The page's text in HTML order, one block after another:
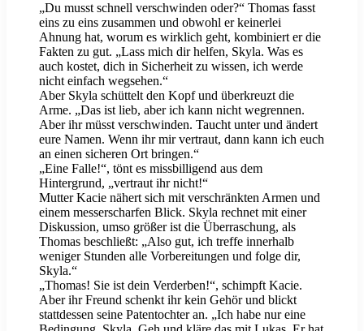
„Du musst schnell verschwinden oder?“ Thomas fasst
eins zu eins zusammen und obwohl er keinerlei
Ahnung hat, worum es wirklich geht, kombiniert er die
Fakten zu gut. „Lass mich dir helfen, Skyla. Was es
auch kostet, dich in Sicherheit zu wissen, ich werde
nicht einfach wegsehen.“
Aber Skyla schüttelt den Kopf und überkreuzt die
Arme. „Das ist lieb, aber ich kann nicht wegrennen.
Aber ihr müsst verschwinden. Taucht unter und ändert
eure Namen. Wenn ihr mir vertraut, dann kann ich euch
an einen sicheren Ort bringen.“
„Eine Falle!“, tönt es missbilligend aus dem
Hintergrund, „vertraut ihr nicht!“
Mutter Kacie nähert sich mit verschränkten Armen und
einem messerscharfen Blick. Skyla rechnet mit einer
Diskussion, umso größer ist die Überraschung, als
Thomas beschließt: „Also gut, ich treffe innerhalb
weniger Stunden alle Vorbereitungen und folge dir,
Skyla.“
„Thomas! Sie ist dein Verderben!“, schimpft Kacie.
Aber ihr Freund schenkt ihr kein Gehör und blickt
stattdessen seine Patentochter an. „Ich habe nur eine